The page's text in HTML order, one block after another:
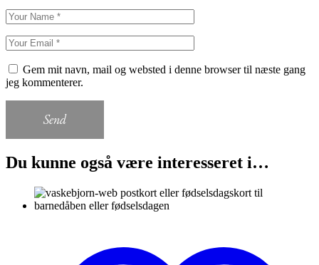
Gem mit navn, mail og websted i denne browser til næste gang
jeg kommenterer.
Send
Du kunne også være interesseret i…